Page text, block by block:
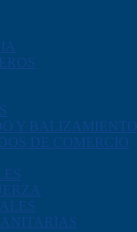
Y BALIZAMIENTO
DE COMERCIO